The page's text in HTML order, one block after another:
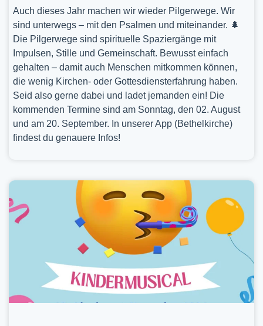
Auch dieses Jahr machen wir wieder Pilgerwege. Wir
sind unterwegs – mit den Psalmen und miteinander. 🌲
Die Pilgerwege sind spirituelle Spaziergänge mit
Impulsen, Stille und Gemeinschaft. Bewusst einfach
gehalten – damit auch Menschen mitkommen können,
die wenig Kirchen- oder Gottesdiensterfahrung haben.
Seid also gerne dabei und ladet jemanden ein! Die
kommenden Termine sind am Sonntag, den 02. August
und am 20. September. In unserer App (Bethelkirche)
findest du genauere Infos!